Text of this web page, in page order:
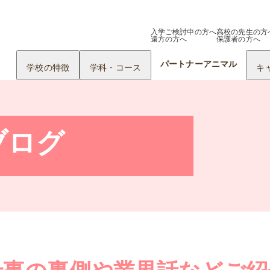
入学ご検討中の方へ
遠方の方へ
高校の先生の方
保護者の方へ
学校の特徴 学科・コース パートナーアニマル キ
ログ